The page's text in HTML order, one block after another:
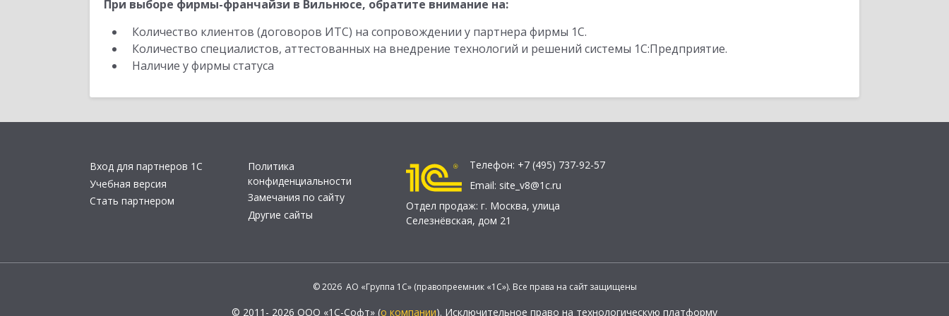
При выборе фирмы-франчайзи в Вильнюсе, обратите внимание на:
Количество клиентов (договоров ИТС) на сопровождении у партнера фирмы 1С.
Количество специалистов, аттестованных на внедрение технологий и решений системы 1С:Предприятие.
Наличие у фирмы статуса
Вход для партнеров 1С
Учебная версия
Стать партнером
Политика
конфиденциальности
Замечания по сайту
Другие сайты
Телефон: +7 (495) 737-92-57
Email: site_v8@1c.ru
Отдел продаж: г. Москва, улица
Селезнёвская, дом 21
© 2026 АО «Группа 1С» (правопреемник «1С»). Все права на сайт защищены
© 2011- 2026 ООО «1С-Софт» (о компании). Исключительное право на технологическую платформу